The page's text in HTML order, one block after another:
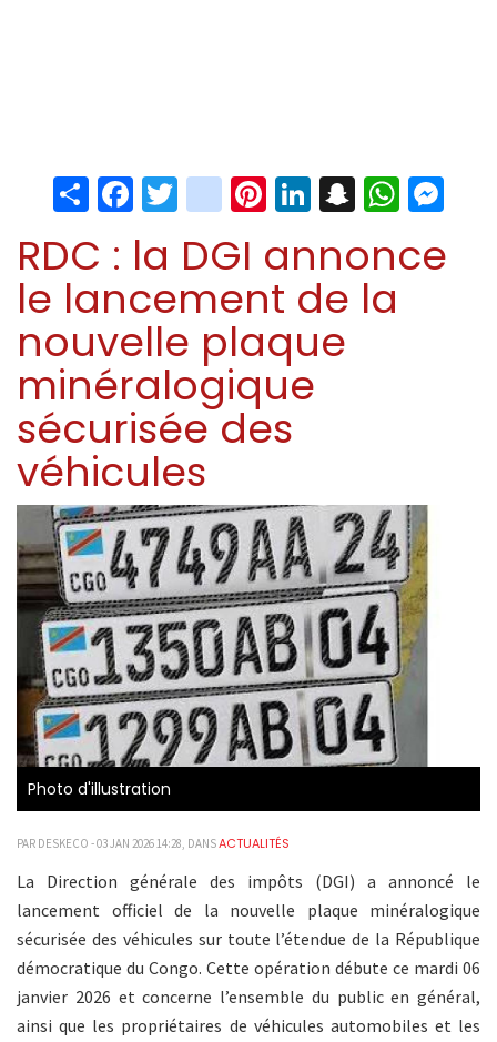
ShareFacebook
Twitter
instagram
Pinterest
LinkedIn
Snapchat
RDC : la DGI annonce
le lancement de la
nouvelle plaque
minéralogique
sécurisée des
véhicules
Photo d'illustration
PAR DESKECO - 03 JAN 2026 14:28, DANSACTUALITÉS
La Direction générale des impôts (DGI) a annoncé le
lancement officiel de la nouvelle plaque minéralogique
sécurisée des véhicules sur toute l’étendue de la République
démocratique du Congo. Cette opération débute ce mardi 06
janvier 2026 et concerne l’ensemble du public en général,
ainsi que les propriétaires de véhicules automobiles et les